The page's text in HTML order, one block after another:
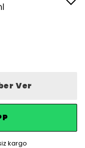
Ver
kargo